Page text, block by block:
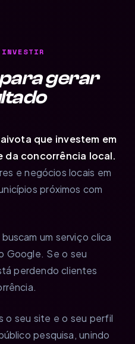
INVESTIR
gerar
que investem em
da concorrência local.
e negócios locais em
próximos com
um serviço clica
Google. Se o seu
perdendo clientes
o seu site e o seu perfil
pesquisa, unindo